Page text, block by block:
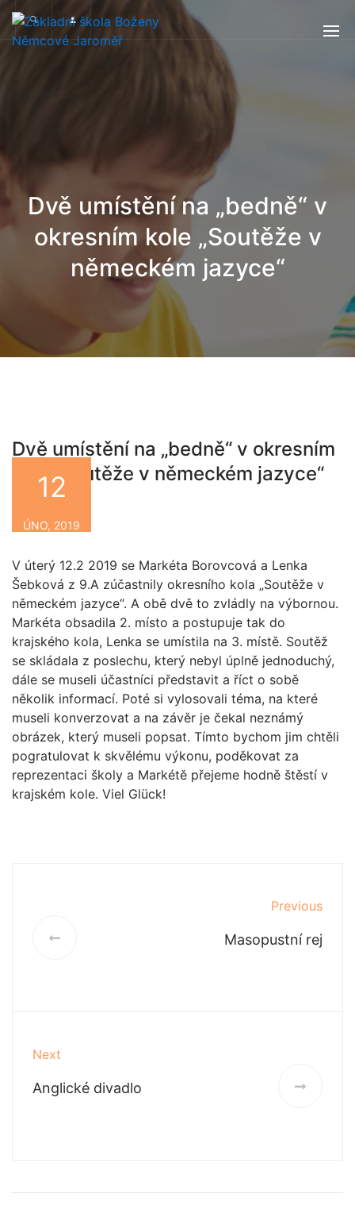
Dvě umístění na „bedně“ v
okresním kole „Soutěže v
německém jazyce“
Dvě umístění na „bedně“ v okresním
kole „Soutěže v německém jazyce“
12
ÚNO, 2019
V úterý 12.2 2019 se Markéta Borovcová a Lenka
Šebková z 9.A zúčastnily okresního kola „Soutěže v
německém jazyce“. A obě dvě to zvládly na výbornou.
Markéta obsadila 2. místo a postupuje tak do
krajského kola, Lenka se umístila na 3. místě. Soutěž
se skládala z poslechu, který nebyl úplně jednoduchý,
dále se museli účastníci představit a říct o sobě
několik informací. Poté si vylosovali téma, na které
museli konverzovat a na závěr je čekal neznámý
obrázek, který museli popsat. Tímto bychom jim chtěli
pogratulovat k skvělému výkonu, poděkovat za
reprezentaci školy a Markétě přejeme hodně štěstí v
krajském kole. Viel Glück!
Previous
Masopustní rej
Next
Anglické divadlo